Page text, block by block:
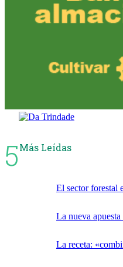
5Más Leídas
El sector forestal
La nueva
La receta: